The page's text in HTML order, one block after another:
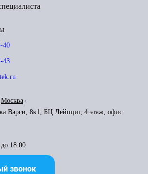
40
43
Москва
Варги, 8к1, БЦ Лейпциг, 4 этаж, офис
18:00
звонок